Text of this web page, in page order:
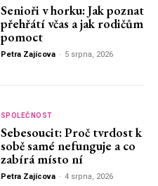
Senioři v horku: Jak poznat
přehřátí včas a jak rodičům
pomoct
Petra Zajícova - 5 srpna, 2026
SPOLEČNOST
Sebesoucit: Proč tvrdost k
sobě samé nefunguje a co
zabírá místo ní
Petra Zajícova - 4 srpna, 2026